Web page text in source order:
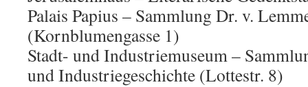
Palais Papius – Sammlung Dr. v.
(Kornblumengasse 1)
Stadt- und Industriemuseum –
und Industriegeschichte (Lottestr. 8)